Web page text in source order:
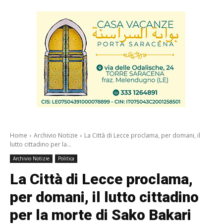
Home Archivio Notizie
La Città di Lecce proclama, per domani, il
lutto cittadino per la...
Archivio Notizie Politica
La Città di Lecce proclama,
per domani, il lutto cittadino
per la morte di Sako Bakari